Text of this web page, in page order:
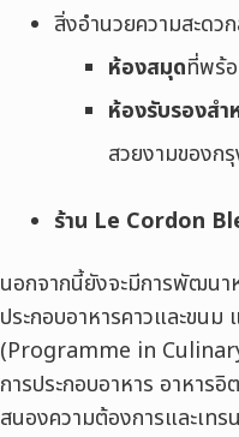
สิ่งอำนวยความสะดว
ห้องสมุดที่พร้
ห้องรับรองส
สวยงามของก
ร้าน Le Cordon
นอกจากนี้ยังจะมีการพัฒนา
ประกอบอาหารคาวและขน
(Programme in
การประกอบอาหาร อาหาร
สนองความต้องการและเท